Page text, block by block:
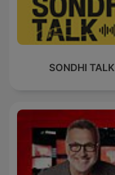
SONDHI TALK